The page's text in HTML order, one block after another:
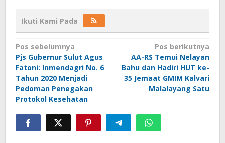
Ikuti Kami Pada
Navigasi
pos
Pos sebelumnya
Pjs Gubernur Sulut Agus
Fatoni: Inmendagri No. 6
Tahun 2020 Menjadi
Pedoman Penegakan
Protokol Kesehatan
Pos berikutnya
AA-RS Temui Nelayan
Bahu dan Hadiri HUT ke-
35 Jemaat GMIM Kalvari
Malalayang Satu